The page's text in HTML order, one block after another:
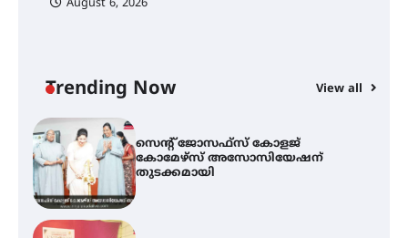
August 6, 2026
Trending Now View all
വെള്ളിയാഴ്ച സ്‌ക്രീൻ ചെയ്യുന്നു
സെന്റ് ജോസഫ്സ് കോളജ്
കോമേഴ്‌സ് അസോസിയേഷന്
തുടക്കമായി